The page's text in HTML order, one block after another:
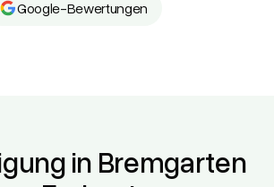
Google-Bewertungen
in Bremgarten